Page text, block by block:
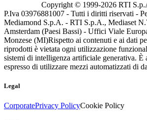
Copyright © 1999-2026 RTI
P.Iva 03976881007 - Tutti i diritti riservati -
Mediamond S.p.A. - RTI S.p.A., Mediaset
Amsterdam (Paesi Bassi) - Uffici Viale
Monzese (MI)Rispetto ai contenuti e ai dati
riprodotti è vietata ogni utilizzazione
sistemi di intelligenza artificiale generativa. È
espresso di utilizzare mezzi automatizzati di
Legal
CorporatePrivacy PolicyCookie Policy